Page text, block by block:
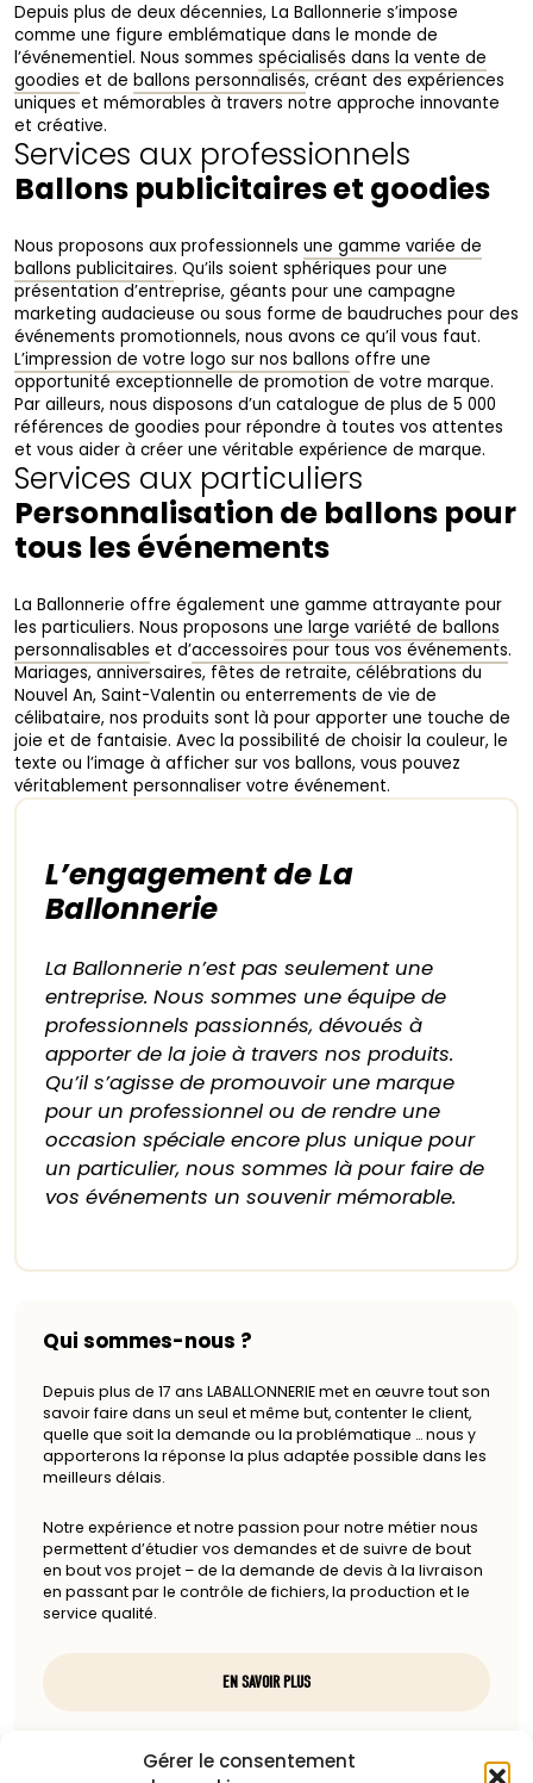
Gérer le consentement
Depuis plus de deux décennies, La Ballonnerie s’impose
comme une figure emblématique dans le monde de
l’événementiel. Nous sommes spécialisés dans la vente de
goodies et de ballons personnalisés, créant des expériences
uniques et mémorables à travers notre approche innovante
et créative.
Services aux professionnels
Ballons publicitaires et goodies
Nous proposons aux professionnels une gamme variée de
ballons publicitaires. Qu’ils soient sphériques pour une
présentation d’entreprise, géants pour une campagne
marketing audacieuse ou sous forme de baudruches pour des
événements promotionnels, nous avons ce qu’il vous faut.
L’impression de votre logo sur nos ballons offre une
opportunité exceptionnelle de promotion de votre marque.
Par ailleurs, nous disposons d’un catalogue de plus de 5 000
références de goodies pour répondre à toutes vos attentes
et vous aider à créer une véritable expérience de marque.
Services aux particuliers
Personnalisation de ballons pour
tous les événements
La Ballonnerie offre également une gamme attrayante pour
les particuliers. Nous proposons une large variété de ballons
personnalisables et d’accessoires pour tous vos événements.
Mariages, anniversaires, fêtes de retraite, célébrations du
Nouvel An, Saint-Valentin ou enterrements de vie de
célibataire, nos produits sont là pour apporter une touche de
joie et de fantaisie. Avec la possibilité de choisir la couleur, le
texte ou l’image à afficher sur vos ballons, vous pouvez
véritablement personnaliser votre événement.
L’engagement de La
Ballonnerie
La Ballonnerie n’est pas seulement une
entreprise. Nous sommes une équipe de
professionnels passionnés, dévoués à
apporter de la joie à travers nos produits.
Qu’il s’agisse de promouvoir une marque
pour un professionnel ou de rendre une
occasion spéciale encore plus unique pour
un particulier, nous sommes là pour faire de
vos événements un souvenir mémorable.
Qui sommes-nous ?
Depuis plus de 17 ans LABALLONNERIE met en œuvre tout son
savoir faire dans un seul et même but, contenter le client,
quelle que soit la demande ou la problématique … nous y
apporterons la réponse la plus adaptée possible dans les
meilleurs délais.
Notre expérience et notre passion pour notre métier nous
permettent d’étudier vos demandes et de suivre de bout
en bout vos projet – de la demande de devis à la livraison
en passant par le contrôle de fichiers, la production et le
service qualité.
EN SAVOIR PLUS
Nous contacter